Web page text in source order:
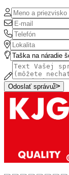
Odoslať správu